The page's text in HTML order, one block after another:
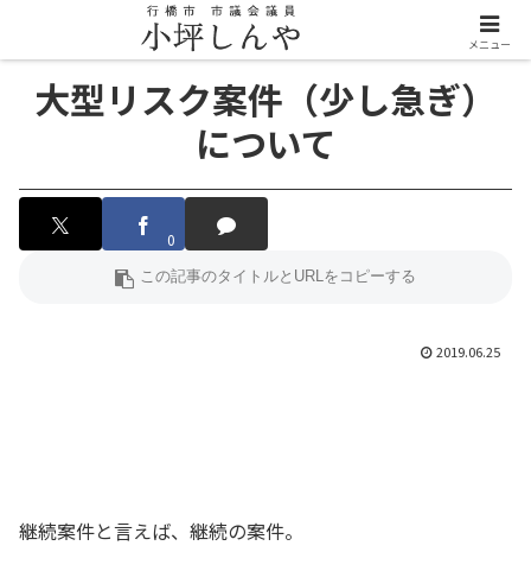
大型リスク案件（少し急ぎ）
について
0
2019.06.25
継続案件と言えば、継続の案件。
メニュー